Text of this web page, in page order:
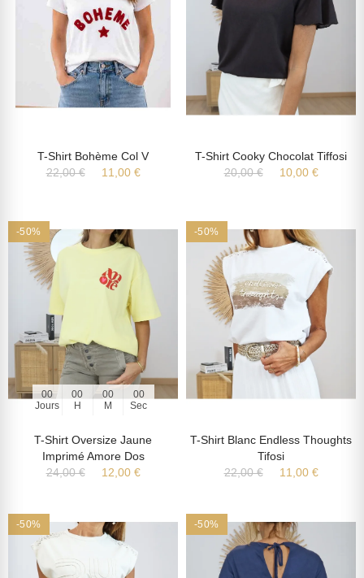
T-Shirt Bohème Col V
22,00 €
11,00 €
T-Shirt Cooky Chocolat Tiffosi
20,00 €
10,00 €
-50%
00
Jours
00
H
00
M
00
Sec
T-Shirt Oversize Jaune
Imprimé Amore Dos
24,00 €
12,00 €
-50%
T-Shirt Blanc Endless Thoughts
Tifosi
22,00 €
11,00 €
-50% -50%